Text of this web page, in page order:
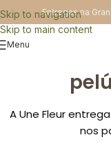
Skip to navigation
Skip to main content
Entregas na
Menu
A Une Fleur
nos